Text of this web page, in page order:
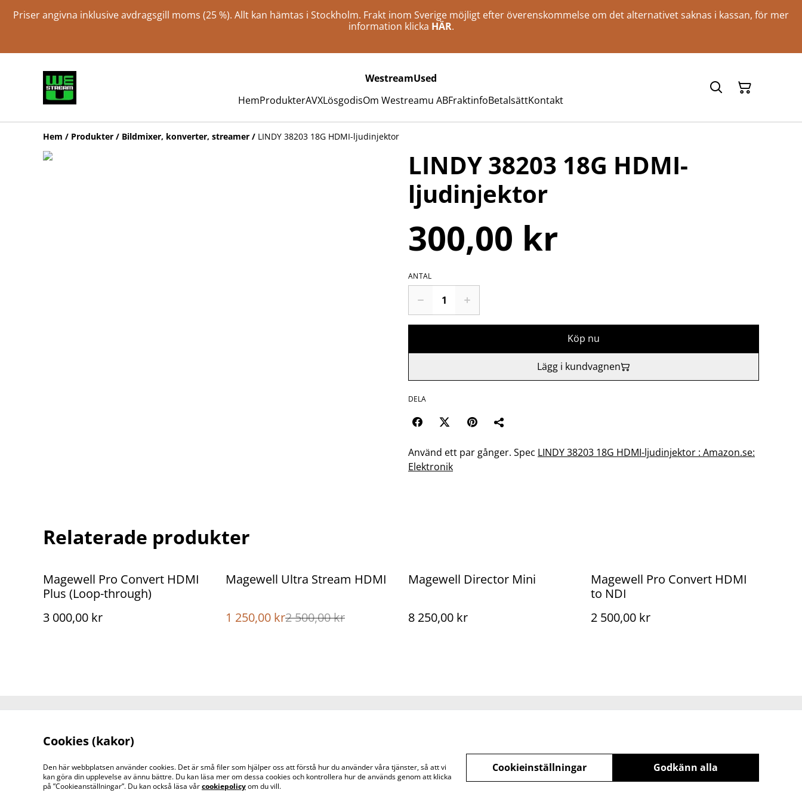
Priser angivna inklusive avdragsgill moms (25 %). Allt kan hämtas i Stockholm. Frakt inom Sverige möjligt efter överenskommelse om det alternativet saknas i kassan, för mer
information klicka HÄR.
WestreamUsed
HemProdukterAVXLösgodisOm Westreamu ABFraktinfoBetalsättKontakt
Hem / Produkter / Bildmixer, konverter, streamer / LINDY 38203 18G HDMI-ljudinjektor
LINDY 38203 18G HDMI-
ljudinjektor
300,00 kr
ANTAL
Köp nu
Lägg i kundvagnen
DELA
Använd ett par gånger. Spec LINDY 38203 18G HDMI-ljudinjektor : Amazon.se:
Elektronik
Relaterade produkter
Magewell Pro Convert HDMI
Plus (Loop-through)
3 000,00 kr
%
Magewell Ultra Stream HDMI
1 250,00 kr2 500,00 kr
Magewell Director Mini
8 250,00 kr
Magewell Pro Convert HDMI
to NDI
2 500,00 kr
© 2026WestreamUsed
Cookies (kakor)
Den här webbplatsen använder cookies. Det är små filer som hjälper oss att förstå hur du använder våra tjänster, så att vi
kan göra din upplevelse av ännu bättre. Du kan läsa mer om dessa cookies och kontrollera hur de används genom att klicka
på ”Cookieanställningar”. Du kan också läsa vårcookiepolicyom du vill.
Godkänn alla
Cookieinställningar